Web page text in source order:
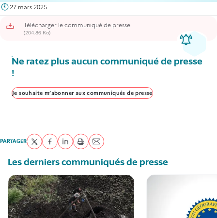
27 mars 2025
Télécharger le communiqué de presse
(204.86 Ko)
Ne ratez plus aucun communiqué de presse
!
Je souhaite m’abonner aux communiqués de presse
PARTAGERPartager sur Twitter
Partager sur Facebook
Partager sur LinkedIn
imprimerEnvoyer par courriel
Les derniers communiqués de presse